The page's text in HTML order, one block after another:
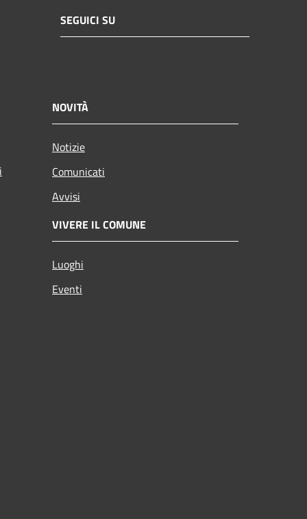
SEGUICI SU
NOVITÀ
Notizie
Comunicati
Avvisi
VIVERE IL COMUNE
Luoghi
Eventi